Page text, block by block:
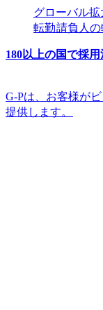
グローバル拡
転勤​​請負人の
180以上の国で採
G-Pは、お客様が
提供します。​​